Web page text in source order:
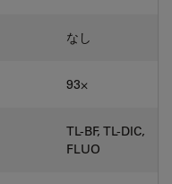
なし
93⨉
TL-BF, TL-DIC,
FLUO